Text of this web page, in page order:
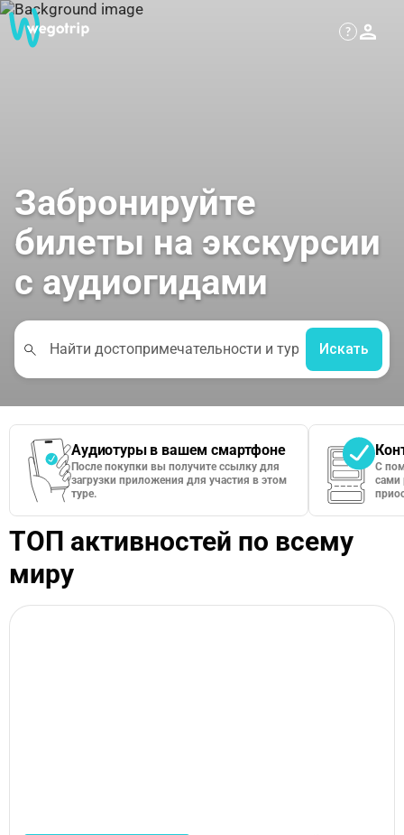
?
Забронируйте
билеты на экскурсии
с аудиогидами
Искать
Аудиотуры в вашем смартфоне
После покупки вы получите ссылку для
загрузки приложения для участия в этом
туре.
С
сами
ТОП активностей по всему
миру